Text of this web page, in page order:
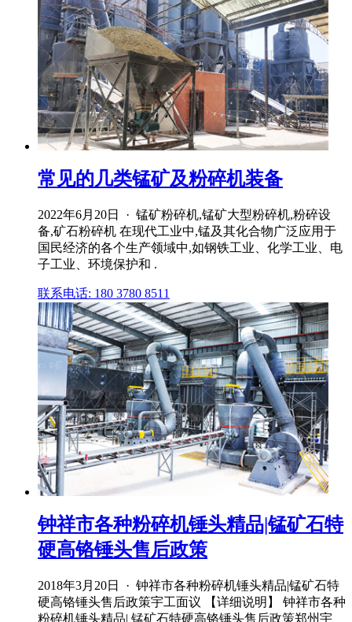
常见的几类锰矿及粉碎机装备
2022年6月20日 · 锰矿粉碎机,锰矿大型粉碎机,粉碎设
备,矿石粉碎机 在现代工业中,锰及其化合物广泛应用于
国民经济的各个生产领域中,如钢铁工业、化学工业、电
子工业、环境保护和 .
联系电话: 180 3780 8511
钟祥市各种粉碎机锤头精品|锰矿石特
硬高铬锤头售后政策
2018年3月20日 · 钟祥市各种粉碎机锤头精品|锰矿石特
硬高铬锤头售后政策宇工面议 【详细说明】 钟祥市各种
粉碎机锤头精品| 锰矿石特硬高铬锤头售后政策郑州宇